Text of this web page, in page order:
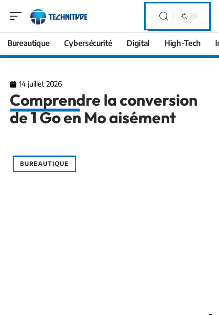
Bureautique Cybersécurité Digital High-Tech
14 juillet 2026
Comprendre la conversion
de 1 Go en Mo aisément
BUREAUTIQUE